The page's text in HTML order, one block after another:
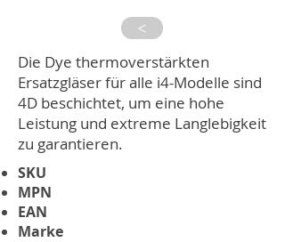
>
Die Dye thermoverstärkten
Ersatzgläser für alle i4-Modelle sind
4D beschichtet, um eine hohe
Leistung und extreme Langlebigkeit
zu garantieren.
SKU
MPN
EAN
Marke